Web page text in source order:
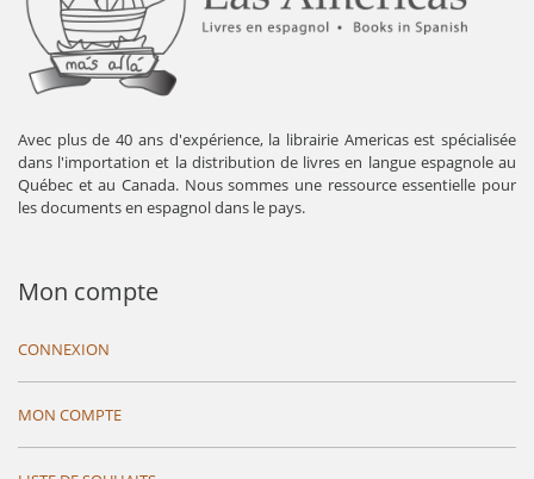
Avec plus de 40 ans d'expérience, la librairie Americas est spécialisée
dans l'importation et la distribution de livres en langue espagnole au
Québec et au Canada. Nous sommes une ressource essentielle pour
les documents en espagnol dans le pays.
Mon compte
CONNEXION
MON COMPTE